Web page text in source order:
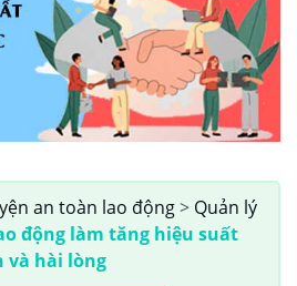
an toàn lao động> Quản lý
động làm tăng hiệu suất
và hài lòng